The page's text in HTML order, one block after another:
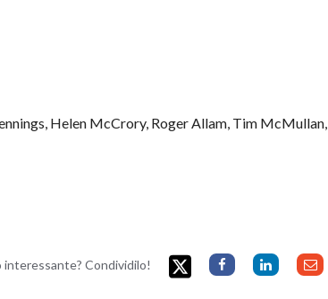
Helen McCrory, Roger Allam, Tim McMullan,
interessante? Condividilo!